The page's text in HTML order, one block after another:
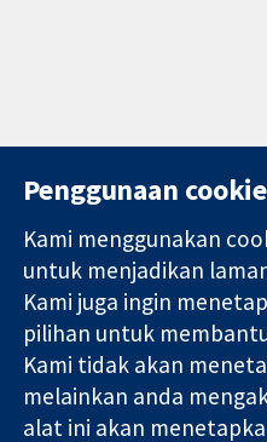
Bukti yang
dipercayai.
keputusan
termaklum
Kesihatan yang
lebih baik
11-13
Square
London
W1G
United
Penggunaan
Kami menggunakan
untuk menjadikan
Kami juga ingin
pilihan untuk
Kami tidak akan
melainkan anda
alat ini akan